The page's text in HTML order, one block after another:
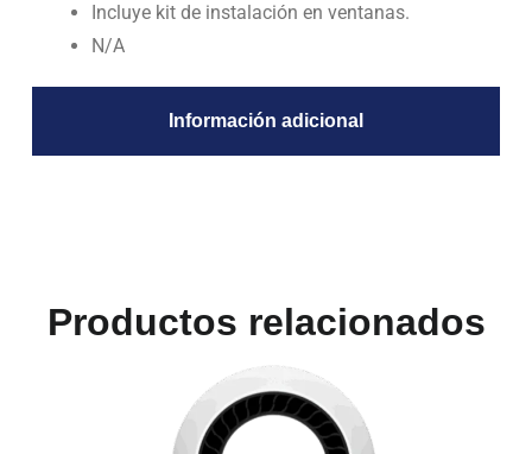
Información adicional
Incluye kit de instalación en ventanas.
N/A
Productos relacionados